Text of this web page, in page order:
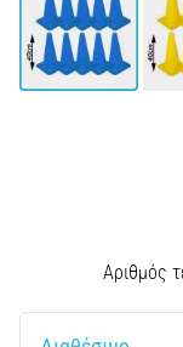
σύνδρομο
λαγονοκνημιαίας
ταινίας
•
33 λεπτά ανάγνωσης
Αριθμός